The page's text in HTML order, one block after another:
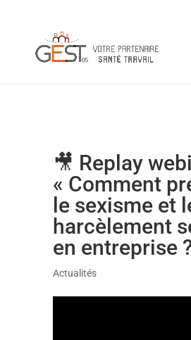
🎥 Replay
« Comment
le sexisme et
harcèlement
en entreprise
Actualités